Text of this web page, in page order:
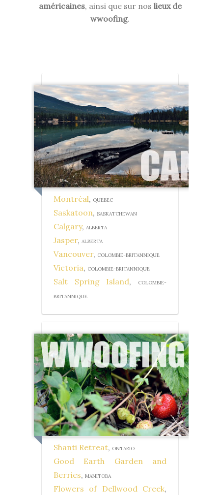
américaines, ainsi que sur nos lieux de
wwoofing.
Montréal, QUEBEC
Saskatoon, SASKATCHEWAN
Calgary, ALBERTA
Jasper, ALBERTA
Vancouver, COLOMBIE-BRITANNIQUE
Victoria, COLOMBIE-BRITANNIQUE
Salt Spring Island, COLOMBIE-
BRITANNIQUE
Shanti Retreat, ONTARIO
Good Earth Garden and
Berries, MANITOBA
Flowers of Dellwood Creek,